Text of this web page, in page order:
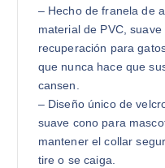
– Hecho de franela de
material de PVC,
recuperación para
que nunca hace que
cansen.
– Diseño único de
suave cono para
mantener el collar
tire o se caiga.